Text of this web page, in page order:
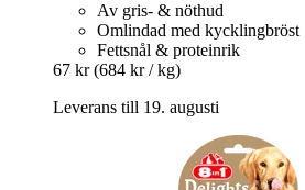
Av gris- & nöthud
Omlindad med kycklingbröst
Fettsnål & proteinrik
67 kr (684 kr / kg)
Leverans till 19. augusti